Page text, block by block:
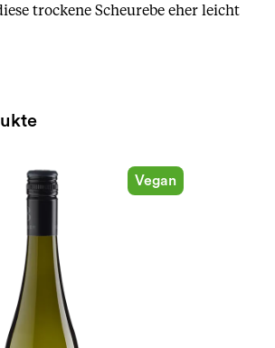
trockene Scheurebe eher leicht
Vegan